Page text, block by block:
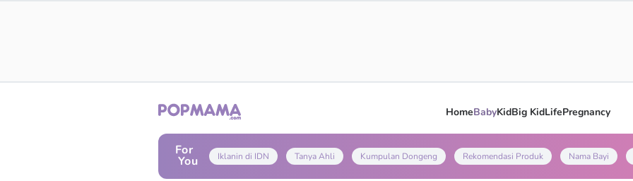
HomeBabyKidBig KidLifePregnancy
For
You Iklanin di IDN Tanya Ahli Kumpulan Dongeng Rekomendasi Produk Nama Bayi